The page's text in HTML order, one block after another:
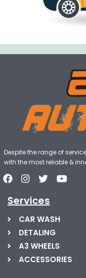
Despite the range of
with the most reliable &
Services
CAR WASH
DETALING
A3 WHEELS
ACCESSORIES